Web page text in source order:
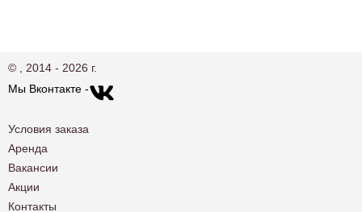
© , 2014 - 2026 г.
Мы Вконтакте -
Условия заказа
Аренда
Вакансии
Акции
Контакты